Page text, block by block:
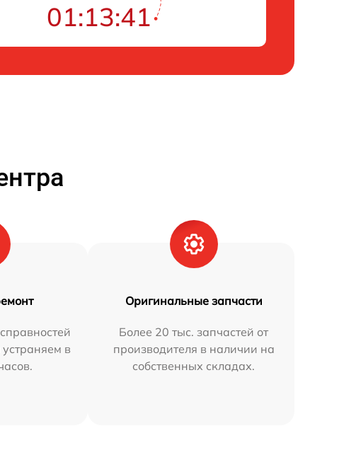
01:13:41
в
Оригинальные запчасти
Более 20 тыс. запчастей от
производителя в наличии на
собственных складах.